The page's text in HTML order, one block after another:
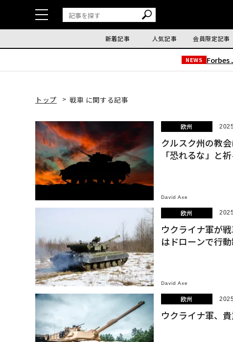
新着記事 人気記事 会員限定記事
NEWS Forbes
トップ 戦車 に関する記事
欧州
クルスク州の教
「恐れるな」と
David Axe
欧州
ウクライナ軍が
はドローンで行
David Axe
欧州
ウクライナ軍、